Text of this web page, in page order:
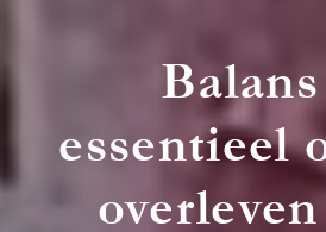
essentieel